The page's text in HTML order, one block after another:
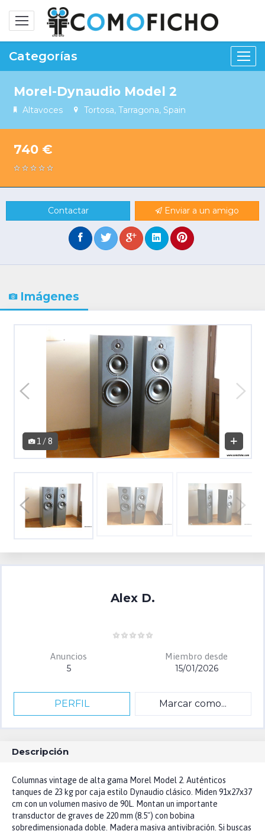
Alternar
navegación
Categorías
Morel-Dynaudio Model 2
Altavoces Tortosa, Tarragona, Spain
740 €
Contactar Enviar a un amigo
Imágenes
1 / 8
Alex D.
Anuncios
5
Miembro desde
15/01/2026
PERFIL Marcar como...
Descripción
Columnas vintage de alta gama Morel Model 2. Auténticos
tanques de 23 kg por caja estilo Dynaudio clásico. Miden 91x27x37
cm con un volumen masivo de 90L. Montan un importante
transductor de graves de 220 mm (8.5") con bobina
sobredimensionada doble. Madera masiva antivibración. Si buscas